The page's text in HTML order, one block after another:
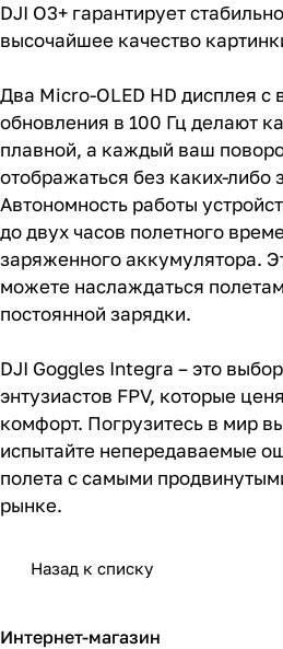
DJI O3+ гарантирует
высочайшее качество
Два Micro-OLED HD дисплея с
обновления в 100 Гц делают
плавной, а каждый ваш
отображаться без каких-
Автономность работы
до двух часов полетного
заряженного аккумулятора.
можете наслаждаться
постоянной зарядки.
DJI Goggles Integra – это
энтузиастов FPV, которые
комфорт. Погрузитесь в мир
испытайте непередаваемые
полета с самыми
рынке.
Назад к списку
Интернет-магазин